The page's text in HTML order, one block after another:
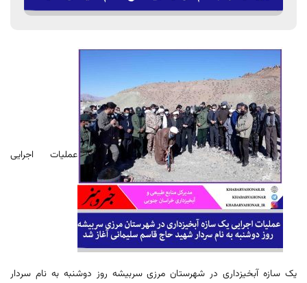
عملیات اجرایی
یک سازه آبخیزداری در شهرستان مرزی سربیشه روز دوشنبه به نام سردار